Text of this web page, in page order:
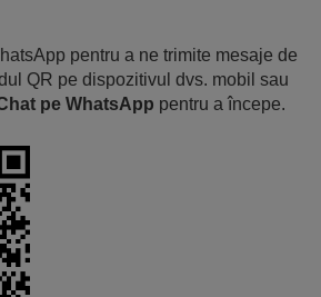
pentru a ne trimite mesaje de
QR pe dispozitivul dvs. mobil sau
pe WhatsApp pentru a începe.